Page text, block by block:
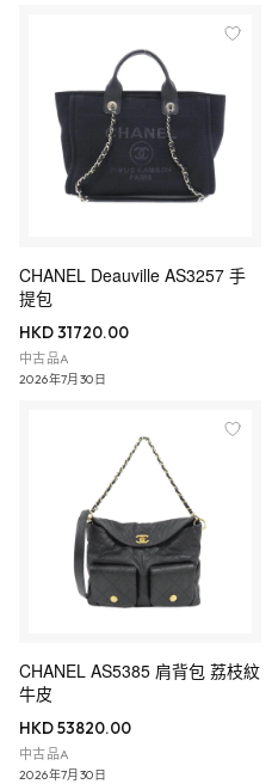
CHANEL Deauville AS3257 手
提包
HKD 31720.00
中古品A
2026年7月30日
CHANEL AS5385 肩背包 荔枝紋
牛皮
HKD 53820.00
中古品A
2026年7月30日